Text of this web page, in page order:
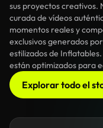
sus proyectos creativos.
curada de vídeos
momentos reales y
exclusivos generados
estilizados de
están optimizados para
Explorar todo el